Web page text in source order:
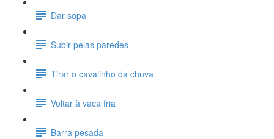
Dar sopa
Subir pelas paredes
Tirar o cavalinho da chuva
Voltar à vaca fria
Barra pesada